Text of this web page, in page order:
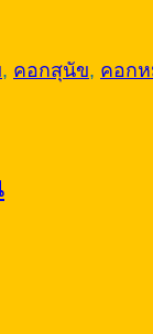
, คอกสุนัข, คอก